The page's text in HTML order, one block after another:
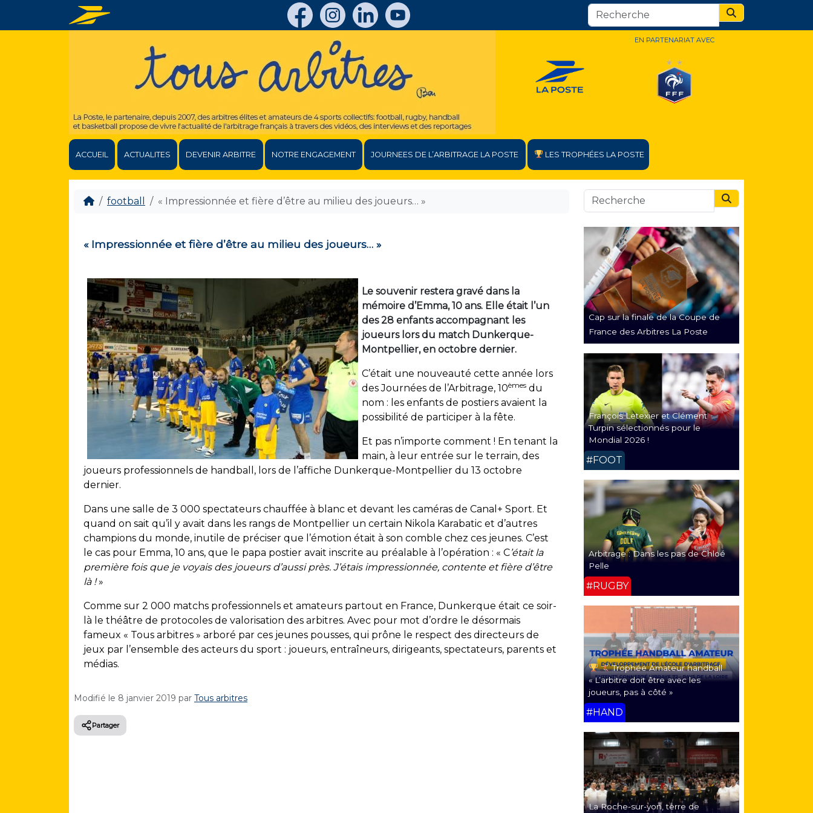
Search
EN PARTENARIAT AVEC
ACCUEIL ACTUALITES DEVENIR ARBITRE NOTRE ENGAGEMENT JOURNEES DE L’ARBITRAGE LA POSTE LES TROPHÉES LA POSTE
football « Impressionnée et fière d’être au milieu des joueurs… »
« Impressionnée et fière d’être au milieu des joueurs… »
Le souvenir restera gravé dans la
mémoire d’Emma, 10 ans. Elle était l’un
des 28 enfants accompagnant les
joueurs lors du match Dunkerque-
Montpellier, en octobre dernier.
C’était une nouveauté cette année lors
des Journées de l’Arbitrage, 10èmes du
nom : les enfants de postiers avaient la
possibilité de participer à la fête.
Et pas n’importe comment ! En tenant la
main, à leur entrée sur le terrain, des
joueurs professionnels de handball, lors de l’affiche Dunkerque-Montpellier du 13 octobre
dernier.
Dans une salle de 3 000 spectateurs chauffée à blanc et devant les caméras de Canal+ Sport. Et
quand on sait qu’il y avait dans les rangs de Montpellier un certain Nikola Karabatic et d’autres
champions du monde, inutile de préciser que l’émotion était à son comble chez ces jeunes. C’est
le cas pour Emma, 10 ans, que le papa postier avait inscrite au préalable à l’opération : « C’était la
première fois que je voyais des joueurs d’aussi près. J’étais impressionnée, contente et fière d’être
là !»
Comme sur 2 000 matchs professionnels et amateurs partout en France, Dunkerque était ce soir-
là le théâtre de protocoles de valorisation des arbitres. Avec pour mot d’ordre le désormais
fameux « Tous arbitres » arboré par ces jeunes pousses, qui prône le respect des directeurs de
jeux par l’ensemble des acteurs du sport : joueurs, entraîneurs, dirigeants, spectateurs, parents et
médias.
Modifié le 8 janvier 2019 par Tous arbitres
Partager
Search
Cap sur la finale de la Coupe de
France des Arbitres La Poste
François Letexier et Clément
Turpin sélectionnés pour le
Mondial 2026 !
#FOOT
Arbitrage : Dans les pas de Chloé
Pelle
#RUGBY
Trophée Amateur handball
« L’arbitre doit être avec les
joueurs, pas à côté »
#HAND
La Roche-sur-yon, terre de